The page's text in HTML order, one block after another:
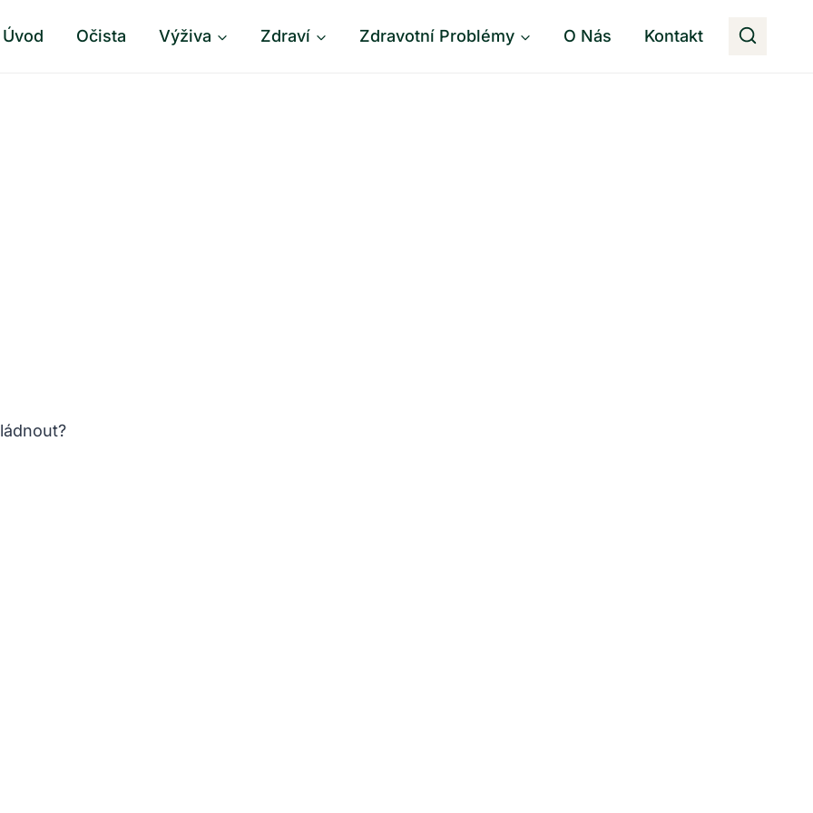
Úvod Očista Výživa Zdraví Zdravotní Problémy O Nás Kontakt